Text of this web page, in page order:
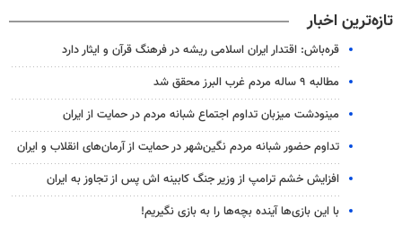
تازه‌ترین اخبار
قره‌باش: اقتدار ایران اسلامی ریشه در فرهنگ قرآن و ایثار دارد
مطالبه ۹ ساله مردم غرب البرز محقق شد
مینودشت میزبان تداوم اجتماع شبانه مردم در حمایت از ایران
تداوم حضور شبانه مردم نگین‌شهر در حمایت از آرمان‌های انقلاب و ایران
افزایش خشم ترامپ از وزیر جنگ کابینه اش پس از تجاوز به ایران
با این بازی‌ها آینده بچه‌ها را به بازی نگیریم!